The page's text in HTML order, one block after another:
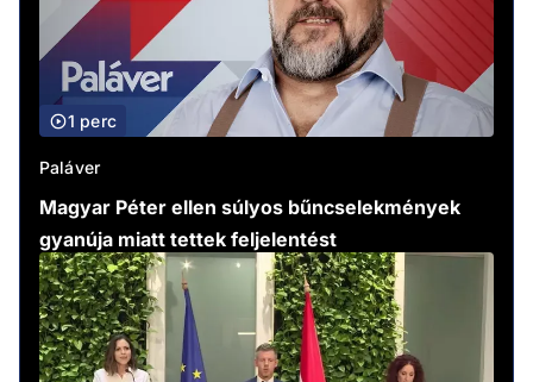
1 perc
Paláver
Magyar Péter ellen súlyos bűncselekmények
gyanúja miatt tettek feljelentést